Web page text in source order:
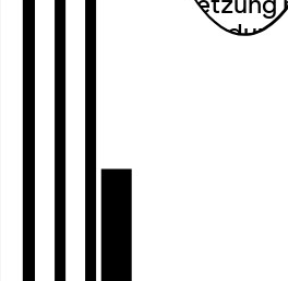
In
Vergangenheit
Flensburg). In dieser
Elefantenstoßzahn als
für die Fragen: Wo sitzt
in unserer eigenen
schreibt es sich in